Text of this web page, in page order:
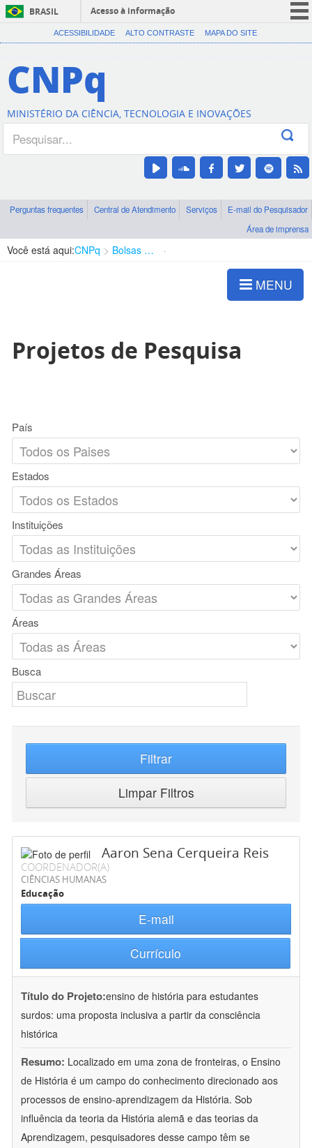
BRASIL
Acesso à informação
CORONAVÍRUS (COVID-19)
Canais
ACESSIBILIDADE ALTO CONTRASTE MAPA DO SITE
CNPq
MINISTÉRIO DA CIÊNCIA, TECNOLOGIA E INOVAÇÕES
Perguntas frequentes Central de Atendimento Serviços
E-mail do Pesquisador
Área de imprensa
Você está aqui:CNPq Bolsas e Auxílios Vigentes
MENU
Projetos de Pesquisa
País
Estados
Instituições
Grandes Áreas
Áreas
Busca
Filtrar
Limpar Filtros
Aaron Sena Cerqueira Reis
COORDENADOR(A)
CIÊNCIAS HUMANAS
Educação
E-mail
Currículo
Título do Projeto:ensino de história para estudantes
surdos: uma proposta inclusiva a partir da consciência
histórica
Resumo: Localizado em uma zona de fronteiras, o Ensino
de História é um campo do conhecimento direcionado aos
processos de ensino-aprendizagem da História. Sob
influência da teoria da História alemã e das teorias da
Aprendizagem, pesquisadores desse campo têm se